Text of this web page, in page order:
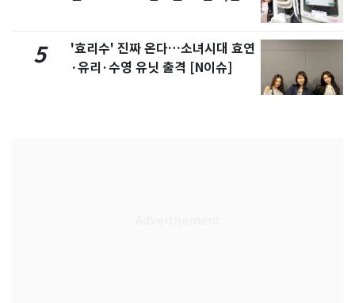
5
'효리수' 진짜 온다…소녀시대 효연
·유리·수영 유닛 출격 [N이슈]